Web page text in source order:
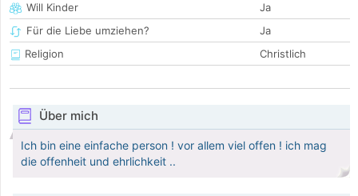
Will Kinder
Ja
Für die Liebe umziehen?
Ja
Religion
Christlich
Über mich
Ich bin eine einfache person ! vor allem viel offen ! ich mag
die offenheit und ehrlichkeit ..